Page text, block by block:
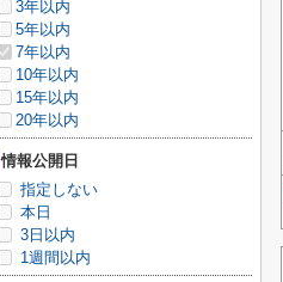
3年以内
5年以内
7年以内
10年以内
15年以内
20年以内
情報公開日
指定しない
本日
3日以内
1週間以内